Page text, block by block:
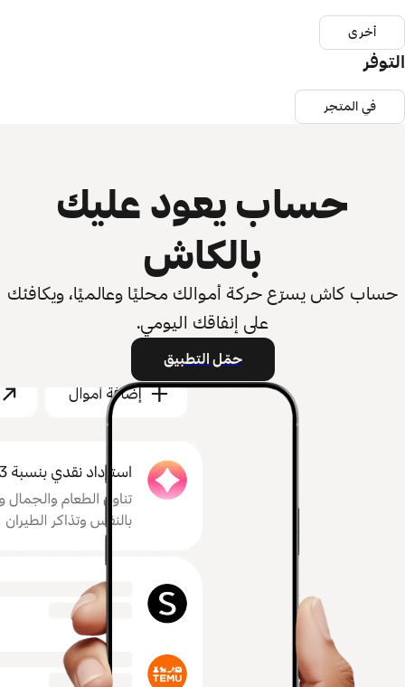
أخرى
التوفر
في المتجر
حساب يعود عليك
بالكاش
حساب كاش يسرّع حركة أموالك محليًا وعالميًا، ويكافئك
على إنفاقك اليومي.
حمّل التطبيق